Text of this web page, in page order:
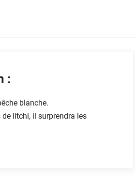
:
blanche.
litchi, il surprendra les